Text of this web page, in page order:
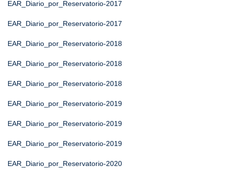
EAR_Diario_por_Reservatorio-2017
EAR_Diario_por_Reservatorio-2017
EAR_Diario_por_Reservatorio-2018
EAR_Diario_por_Reservatorio-2018
EAR_Diario_por_Reservatorio-2018
EAR_Diario_por_Reservatorio-2019
EAR_Diario_por_Reservatorio-2019
EAR_Diario_por_Reservatorio-2019
EAR_Diario_por_Reservatorio-2020